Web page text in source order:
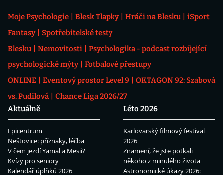
Moje Psychologie Blesk Tlapky Hráči na Blesku
iSport
Fantasy
Spotřebitelské testy
Blesku
Nemovitosti
Psychologika - podcast rozbíjející
psychologické mýty
Fotbalové přestupy
ONLINE
Eventový prostor Level 9
OKTAGON 92: Szabová
vs. Pudilová
Chance Liga 2026/27
Aktuálně
Epicentrum
Neštovice: příznaky, léčba
V čem jezdí Yamal a Mesii?
Kvízy pro seniory
Kalendář úplňků 2026
Léto 2026
Karlovarský filmový festival
2026
Znamení, že jste potkali
někoho z minulého života
Astronomické úkazy 2026: